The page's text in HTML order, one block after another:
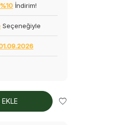
%10 İndirim!
Seçeneğiyle